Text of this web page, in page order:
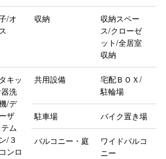
/オ
収納
収納スペー
ス/クローゼ
ット/全居室
収納
キッ
洗
/デ
ザ
ム
/３
ンロ
共用設備
宅配ＢＯＸ/
駐輪場
駐車場 バイク置き場
バルコニー・庭
ワイドバルコ
ニー